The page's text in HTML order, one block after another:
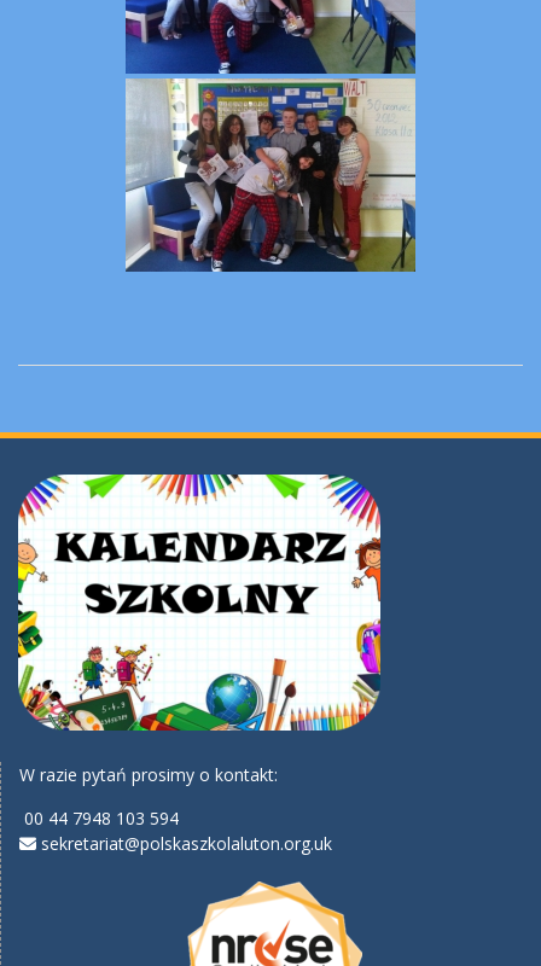
W razie pytań prosimy o kontakt:
00 44 7948 103 594
sekretariat@polskaszkolaluton.org.uk